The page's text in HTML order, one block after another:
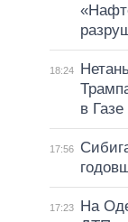
18:24
в Газе
17:56
17:23
На